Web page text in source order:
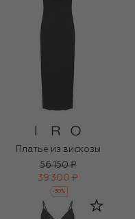
Платье из вискозы
56 150 ₽
39 300 ₽
-30%